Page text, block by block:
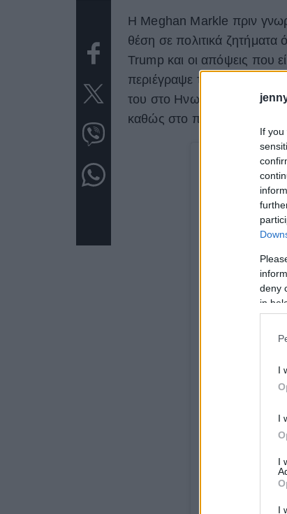
If
deny
in
I
I
I
I
Η Meghan Markle πριν
θέση σε πολιτικά
Trump και οι απόψεις που
περιέγραψε τη Δούκισσα
του στο Ηνωμένο Βασίλειο,
καθώς στο παρελθόν η
View this post on